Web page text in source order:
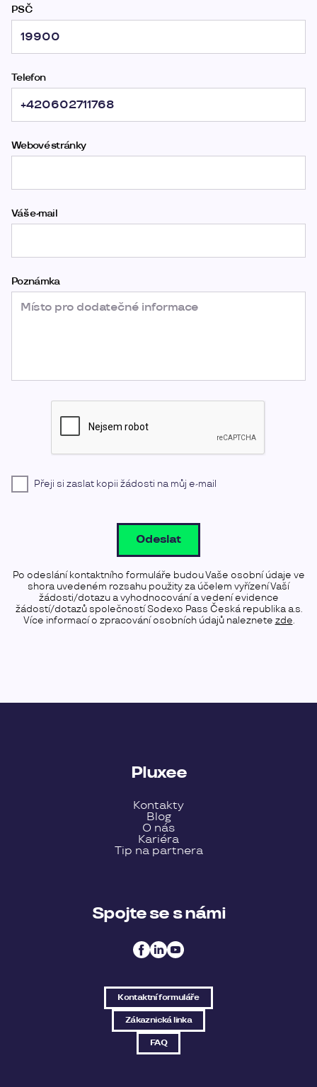
PSČ
Telefon
Webové stránky
Váš e-mail
Poznámka
Přeji si zaslat kopii žádosti na můj e-mail
Odeslat
Po odeslání kontaktního formuláře budou Vaše osobní údaje ve
shora uvedeném rozsahu použity za účelem vyřízení Vaší
žádosti/dotazu a vyhodnocování a vedení evidence
žádostí/dotazů společností Sodexo Pass Česká republika a.s.
Více informací o zpracování osobních údajů naleznete zde.
Pluxee
Kontakty
Blog
O nás
Kariéra
Tip na partnera
Spojte se s námi
Kontaktní formuláře
Zákaznická linka
FAQ